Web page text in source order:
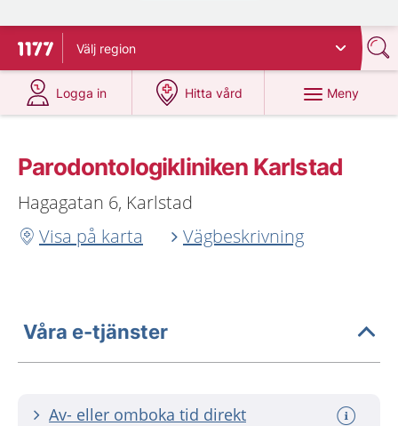
Till startsidan för 1177
Välj region
Logga in
på 1177.se
Hitta vård
på 1177.se
Meny
Parodontologikliniken Karlstad
Hagagatan 6, Karlstad
Visa på karta
Vägbeskrivning
Våra e-tjänster
Av- eller omboka tid direkt